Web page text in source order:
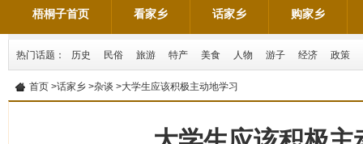
梧桐子首页 看家乡 话家乡 购家乡
热门话题： 历史 民俗 旅游 特产 美食 人物 游子 经济 政策
首页 >话家乡 >杂谈 >大学生应该积极主动地学习